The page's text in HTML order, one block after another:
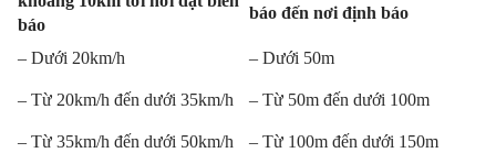
báo
báo đến nơi định báo
– Dưới 20km/h
– Từ 20km/h đến dưới 35km/h
– Từ 35km/h đến dưới 50km/h
– Dưới 50m
– Từ 50m đến dưới 100m
– Từ 100m đến dưới 150m